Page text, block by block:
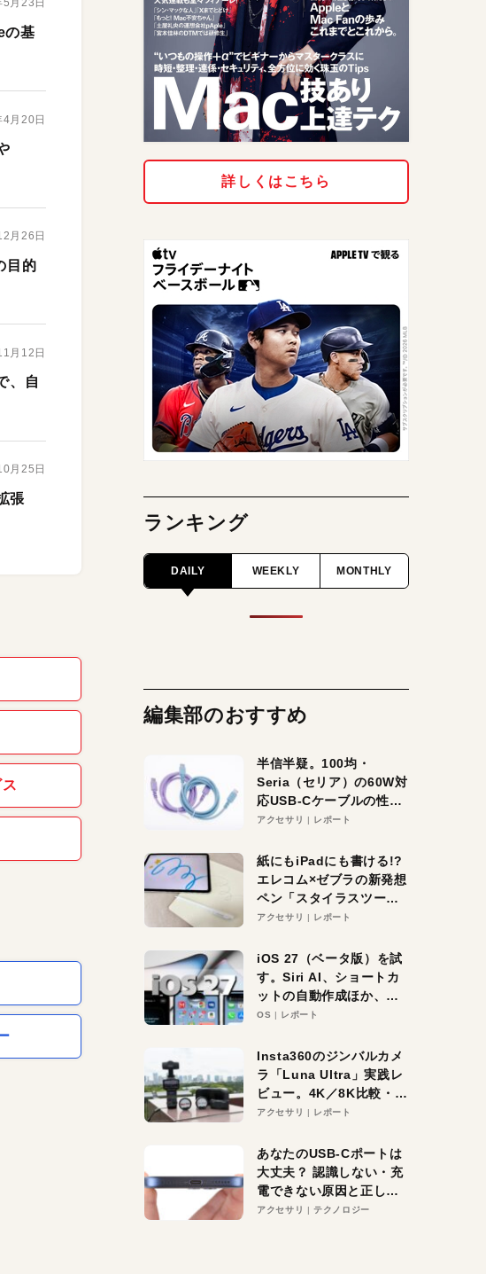
月23日
の基
月20日
月26日
目的
月12日
、自
月25日
張
詳しくはこちら
ランキング
DAILY WEEKLY MONTHLY
編集部のおすすめ
半信半疑。100均・
Seria（セリア）の60W対
応USB-Cケーブルの性能
を検証。超コスパの1本を
アクセサリ レポート
紙にもiPadにも書ける!?
エレコム×ゼブラの新発想
ペン「スタイラスツーウ
ェイ」レビュー。持ち替
アクセサリ レポート
iOS 27（ベータ版）を試
す。Siri AI、ショートカ
ットの自動作成ほか、期
待大の便利機能5選。
る未来はすぐそこ！
OS レポート
Insta360のジンバルカメ
ラ「Luna Ultra」実践レ
ビュー。4K／8K比較・ズ
ーム・夜間撮影をチェッ
アクセサリ レポート
あなたのUSB-Cポートは
大丈夫？ 認識しない・充
電できない原因と正しい
対策
アクセサリ テクノロジー